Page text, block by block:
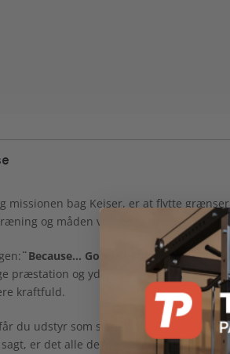
missionen bag Keiser, er at flytte
og måden vi træner på.
¨Because... Good enough isn't¨
præstation og ydeevne. Stærk kan blive
kraftfuld.
du udstyr som sikrer brugerne en
er det alle de elementer som en